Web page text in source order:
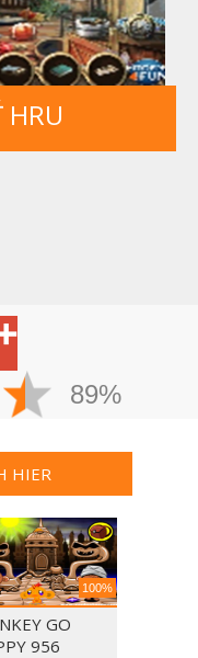
HRU
89%
HIER
100%
GO
956